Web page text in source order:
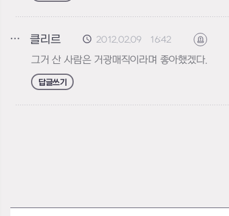
클리르 2012.02.09 16:42 신고하기
그거 산 사람은 거광매직이라며 좋아했겠다.
답글쓰기